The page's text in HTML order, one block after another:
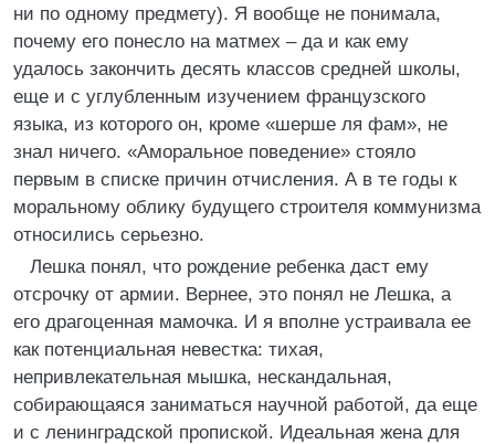
ни по одному предмету). Я вообще не понимала,
почему его понесло на матмех – да и как ему
удалось закончить десять классов средней школы,
еще и с углубленным изучением французского
языка, из которого он, кроме «шерше ля фам», не
знал ничего. «Аморальное поведение» стояло
первым в списке причин отчисления. А в те годы к
моральному облику будущего строителя коммунизма
относились серьезно.
Лешка понял, что рождение ребенка даст ему
отсрочку от армии. Вернее, это понял не Лешка, а
его драгоценная мамочка. И я вполне устраивала ее
как потенциальная невестка: тихая,
непривлекательная мышка, нескандальная,
собирающаяся заниматься научной работой, да еще
и с ленинградской пропиской. Идеальная жена для